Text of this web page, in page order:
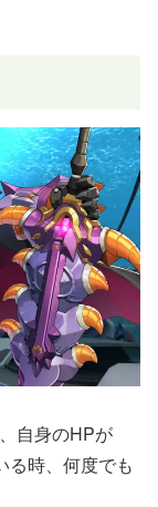
自身のHPが
る時、何度でも